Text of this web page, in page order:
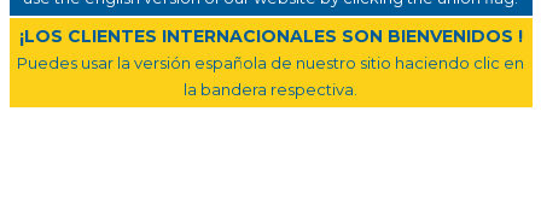
¡LOS CLIENTES INTERNACIONALES SON BIENVENIDOS !
Puedes usar la versión española de nuestro sitio haciendo clic en
la bandera respectiva.